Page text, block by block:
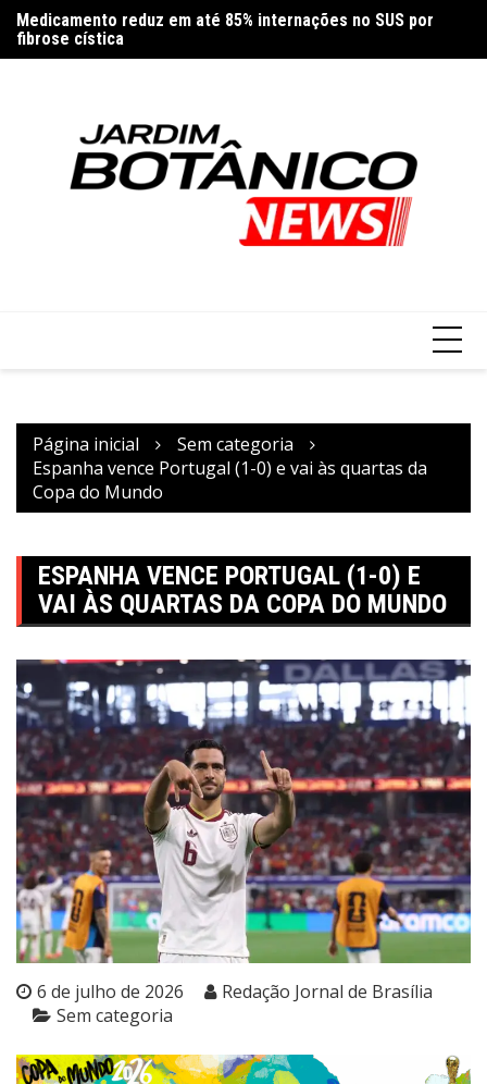
para
o
Medicamento reduz em até 85% internações no SUS por
fibrose cística
Página inicial
Sem categoria
Espanha vence Portugal (1-0) e vai às quartas da
Copa do Mundo
ESPANHA VENCE PORTUGAL (1-0) E
VAI ÀS QUARTAS DA COPA DO MUNDO
6 de julho de 2026
Redação Jornal de Brasília
Sem categoria